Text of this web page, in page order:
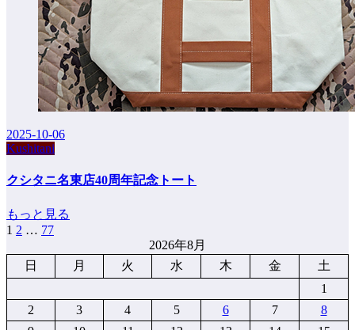
2025-10-06
Kushitani
クシタニ名東店40周年記念トート
もっと見る
投
稿
の
1 2 … 77
2026年8月
日
月 火 水 木 金
土
1
2
3 4 5 6 7
8